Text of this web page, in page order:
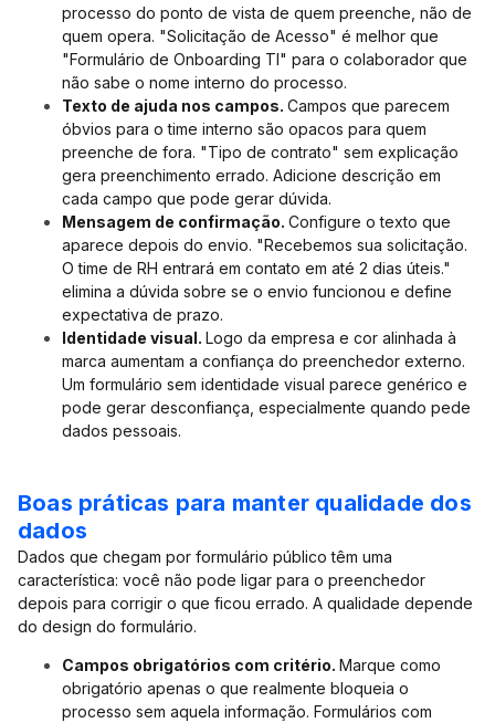
processo do ponto de vista de quem preenche, não de
quem opera. "Solicitação de Acesso" é melhor que
"Formulário de Onboarding TI" para o colaborador que
não sabe o nome interno do processo.
Texto de ajuda nos campos. Campos que parecem
óbvios para o time interno são opacos para quem
preenche de fora. "Tipo de contrato" sem explicação
gera preenchimento errado. Adicione descrição em
cada campo que pode gerar dúvida.
Mensagem de confirmação. Configure o texto que
aparece depois do envio. "Recebemos sua solicitação.
O time de RH entrará em contato em até 2 dias úteis."
elimina a dúvida sobre se o envio funcionou e define
expectativa de prazo.
Identidade visual. Logo da empresa e cor alinhada à
marca aumentam a confiança do preenchedor externo.
Um formulário sem identidade visual parece genérico e
pode gerar desconfiança, especialmente quando pede
dados pessoais.
Boas práticas para manter qualidade dos
dados
Dados que chegam por formulário público têm uma
característica: você não pode ligar para o preenchedor
depois para corrigir o que ficou errado. A qualidade depende
do design do formulário.
Campos obrigatórios com critério. Marque como
obrigatório apenas o que realmente bloqueia o
processo sem aquela informação. Formulários com